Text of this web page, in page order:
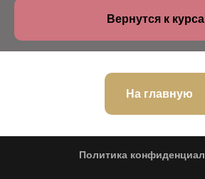
Вернутся к
На главную
Политика